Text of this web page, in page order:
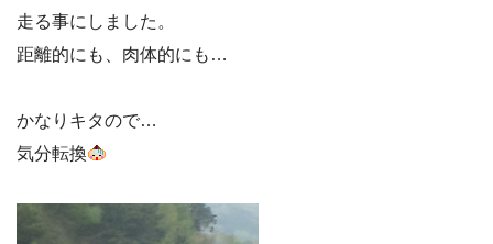
走る事にしました。
距離的にも、肉体的にも…
かなりキタので…
気分転換